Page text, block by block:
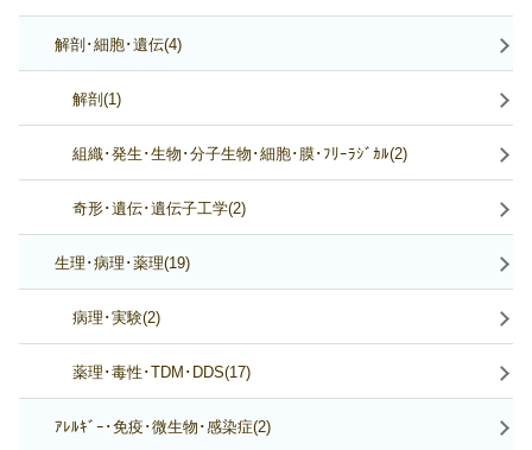
解剖･細胞･遺伝(4)
解剖(1)
組織･発生･生物･分子生物･細胞･膜･ﾌﾘｰﾗｼﾞｶﾙ(2)
奇形･遺伝･遺伝子工学(2)
生理･病理･薬理(19)
病理･実験(2)
薬理･毒性･TDM･DDS(17)
ｱﾚﾙｷﾞｰ･免疫･微生物･感染症(2)